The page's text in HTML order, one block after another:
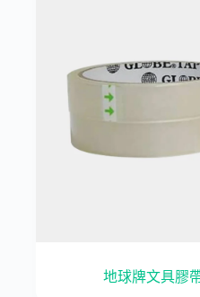
地球牌文具膠